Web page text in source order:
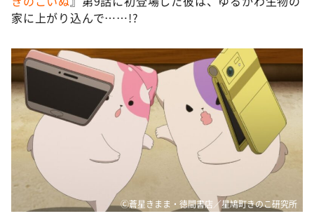
ポツンと一軒家
ぺこぱのまるスポ
アナ回覧板
家に上がり込んで……!?
Ⓒ蒼星きまま・徳間書店／星鳩町きのこ研究所